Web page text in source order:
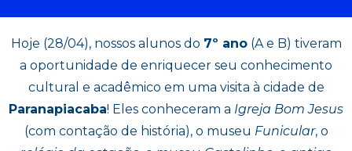
Hoje (28/04), nossos alunos do 7º ano(A e B) tiveram
a oportunidade de enriquecer seu conhecimento
cultural e acadêmico em uma visita à cidade de
Paranapiacaba! Eles conheceram a Igreja Bom Jesus
(com contação de história), o museu Funicular, o